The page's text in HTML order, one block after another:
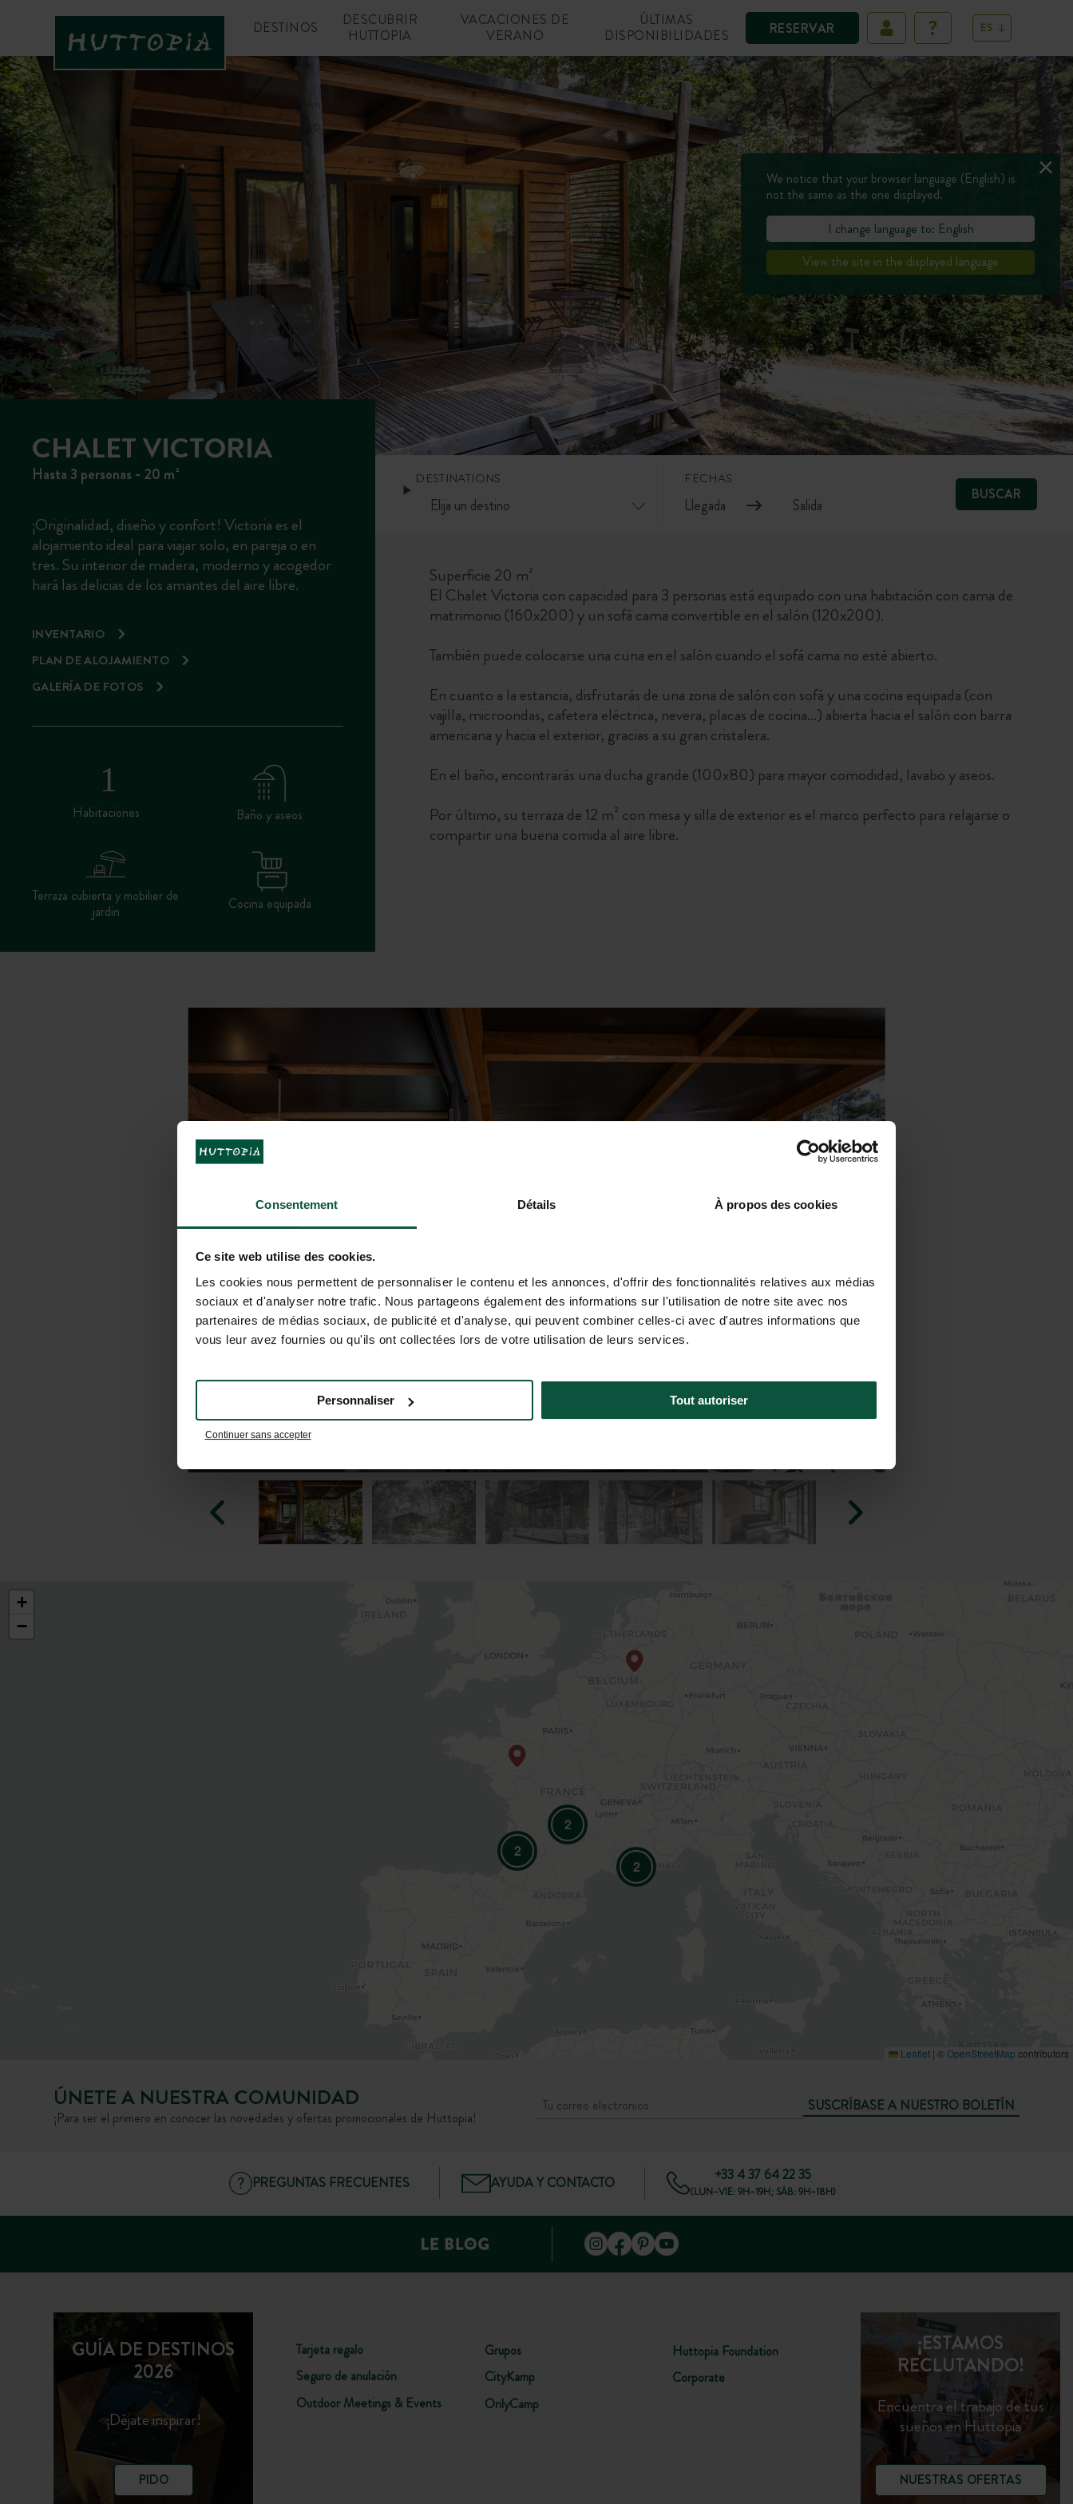
Consentement Détails À propos des cookies
Ce site web utilise des cookies.
Les cookies nous permettent de personnaliser le contenu et les annonces, d'offrir des fonctionnalités relatives aux médias
sociaux et d'analyser notre trafic. Nous partageons également des informations sur l'utilisation de notre site avec nos
partenaires de médias sociaux, de publicité et d'analyse, qui peuvent combiner celles-ci avec d'autres informations que
vous leur avez fournies ou qu'ils ont collectées lors de votre utilisation de leurs services.
Continuer sans accepter
Personnaliser Tout autoriser
RESERVAR
DESTINOS
DESCUBRIR
HUTTOPIA
VACACIONES DE
VERANO
ÚLTIMAS
DISPONIBILIDADES
ES
CHALET VICTORIA
Hasta 3 personas - 20 m²
¡Originalidad, diseño y confort! Victoria es el
alojamiento ideal para viajar solo, en pareja o en
tres. Su interior de madera, moderno y acogedor
hará las delicias de los amantes del aire libre.
INVENTARIO
PLAN DE ALOJAMIENTO
GALERÍA DE FOTOS
Habitaciones Baño y aseos
Terraza cubierta y mobilier de
jardin
Cocina equipada
DESTINATIONS FECHAS
BUSCAR
Superficie 20 m²
El Chalet Victoria con capacidad para 3 personas está equipado con una habitación con cama de
matrimonio (160x200) y un sofá cama convertible en el salón (120x200).
También puede colocarse una cuna en el salón cuando el sofá cama no esté abierto.
En cuanto a la estancia, disfrutarás de una zona de salón con sofá y una cocina equipada (con
vajilla, microondas, cafetera eléctrica, nevera, placas de cocina...) abierta hacia el salón con barra
americana y hacia el exterior, gracias a su gran cristalera.
En el baño, encontrarás una ducha grande (100x80) para mayor comodidad, lavabo y aseos.
Por último, su terraza de 12 m² con mesa y silla de exterior es el marco perfecto para relajarse o
compartir una buena comida al aire libre.
2
2
2
+
−
Leaflet | ©OpenStreetMap contributors
We notice that your browser language (English) is
not the same as the one displayed.
I change language to: English
View the site in the displayed language
ÚNETE A NUESTRA COMUNIDAD
¡Para ser el primero en conocer las novedades y ofertas promocionales de Huttopia!
SUSCRÍBASE A NUESTRO BOLETÍN
PREGUNTAS FRECUENTES AYUDA Y CONTACTO +33 4 37 64 22 35
(LUN–VIE: 9H–19H; SÁB: 9H–18H)
GUÍA DE DESTINOS
2026
¡Déjate inspirar!
PIDO
Tarjeta regalo
Seguro de anulación
Outdoor Meetings & Events
Grupos
CityKamp
OnlyCamp
Huttopia Foundation
Corporate
¡ESTAMOS
RECLUTANDO!
Encuentra el trabajo de tus
sueños en Huttopia
NUESTRAS OFERTAS